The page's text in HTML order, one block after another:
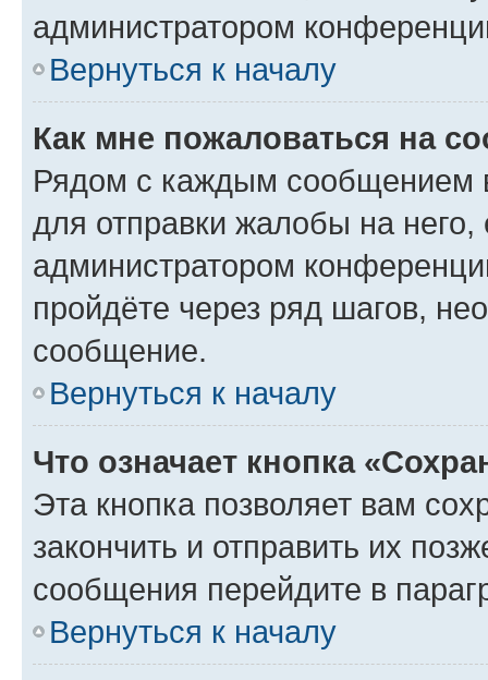
администратором
Вернуться к началу
Как мне пожаловаться на
Рядом с каждым сообщением
для отправки жалобы на
администратором
пройдёте через ряд шагов,
сообщение.
Вернуться к началу
Что означает кнопка
Эта кнопка позволяет вам
закончить и отправить их
сообщения перейдите в
Вернуться к началу